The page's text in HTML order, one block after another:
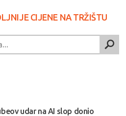
CIJENE NA TRŽIŠTU
udar na AI slop donio